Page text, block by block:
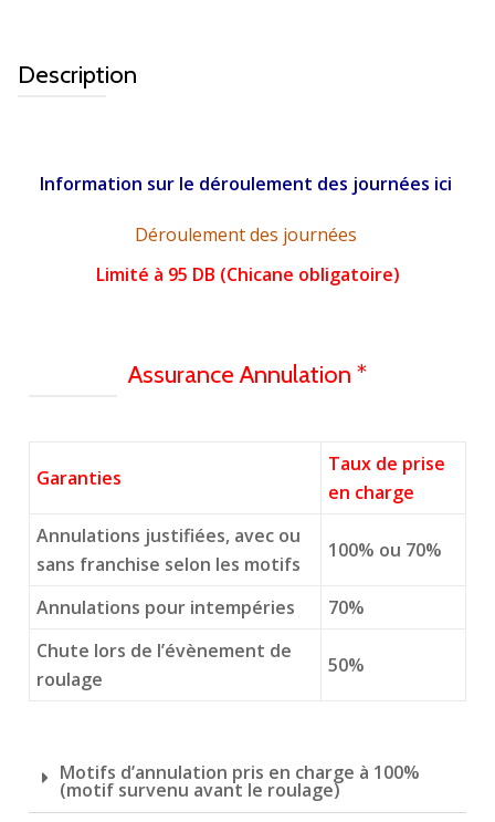
Description
Information sur le déroulement des journées ici
Déroulement des journées
Limité à 95 DB (Chicane obligatoire)
Assurance Annulation *
Garanties
Taux de prise
en charge
Annulations justifiées, avec ou
sans franchise selon les motifs
100% ou 70%
Annulations pour intempéries
70%
Chute lors de l’évènement de
roulage
50%
Motifs d’annulation pris en charge à 100%
(motif survenu avant le roulage)